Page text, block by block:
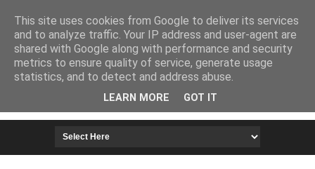
HOME IMPRESSUM
This site uses cookies from Google to deliver its services
and to analyze traffic. Your IP address and user-agent are
shared with Google along with performance and security
metrics to ensure quality of service, generate usage
statistics, and to detect and address abuse.
LEARN MORE GOT IT